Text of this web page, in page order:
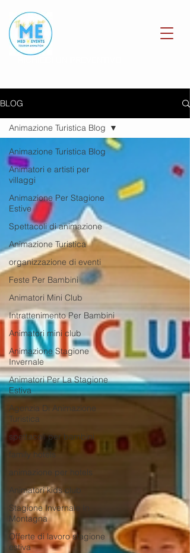
BLOG
Animazione Turistica Blog
Animatori e artisti per
villaggi
Animazione Per Stagione
Estive
Spettacoli di animazione
Animazione Turistica
organizzazione di eventi
Feste Per Bambini
Animatori Mini Club
Intrattenimento Per Bambini
Animatori mini club
Animazione Stagione
Invernale
Animatori Per La Stagione
Estiva
Agenzia Di Animazione
Turistica
spettacoli per bambini
family hotels
animazione per hotels
Animatori kids club
Stagione Invernale In
Montagna
Offerte di lavoro stagione
estiva
Animazione Turistica Blog